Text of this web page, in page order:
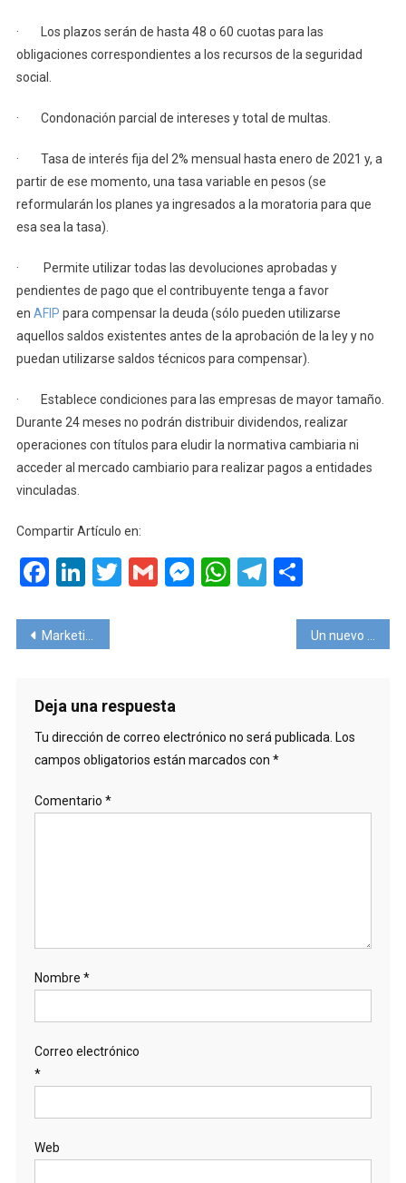
· Los plazos serán de hasta 48 o 60 cuotas para las
obligaciones correspondientes a los recursos de la seguridad
social.
· Condonación parcial de intereses y total de multas.
· Tasa de interés fija del 2% mensual hasta enero de 2021 y, a
partir de ese momento, una tasa variable en pesos (se
reformularán los planes ya ingresados a la moratoria para que
esa sea la tasa).
· Permite utilizar todas las devoluciones aprobadas y
pendientes de pago que el contribuyente tenga a favor
en AFIP para compensar la deuda (sólo pueden utilizarse
aquellos saldos existentes antes de la aprobación de la ley y no
puedan utilizarse saldos técnicos para compensar).
· Establece condiciones para las empresas de mayor tamaño.
Durante 24 meses no podrán distribuir dividendos, realizar
operaciones con títulos para eludir la normativa cambiaria ni
acceder al mercado cambiario para realizar pagos a entidades
vinculadas.
Compartir Artículo en:
Facebook
LinkedIn
Twitter
GmailMessenger
WhatsApp
Telegram
Navegación
entradas
Marketing Digital aplicado a Agencias de Viajes Un nuevo horizonte para Alitalia.
Deja una respuesta
Tu dirección de correo electrónico no será publicada. Los
campos obligatorios están marcados con *
Comentario *
Nombre *
Correo electrónico
*
Web